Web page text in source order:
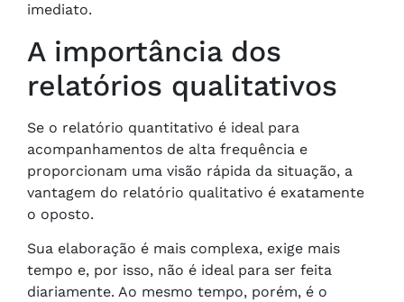
imediato.
A importância dos
relatórios qualitativos
Se o relatório quantitativo é ideal para
acompanhamentos de alta frequência e
proporcionam uma visão rápida da situação, a
vantagem do relatório qualitativo é exatamente
o oposto.
Sua elaboração é mais complexa, exige mais
tempo e, por isso, não é ideal para ser feita
diariamente. Ao mesmo tempo, porém, é o